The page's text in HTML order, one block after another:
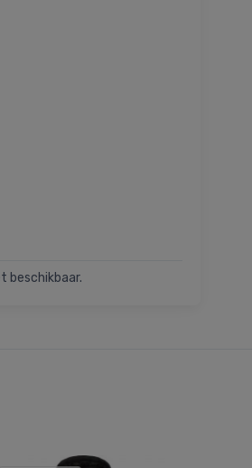
beschikbaar.